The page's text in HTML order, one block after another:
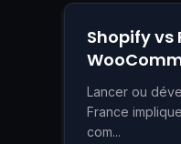
Shopify vs
commerce
2025 ?
Lancer ou
France
com...